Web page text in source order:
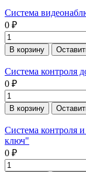
Система
0 ₽
В корзину
Система контроля
0 ₽
В корзину
Система контроля
ключ"
0 ₽